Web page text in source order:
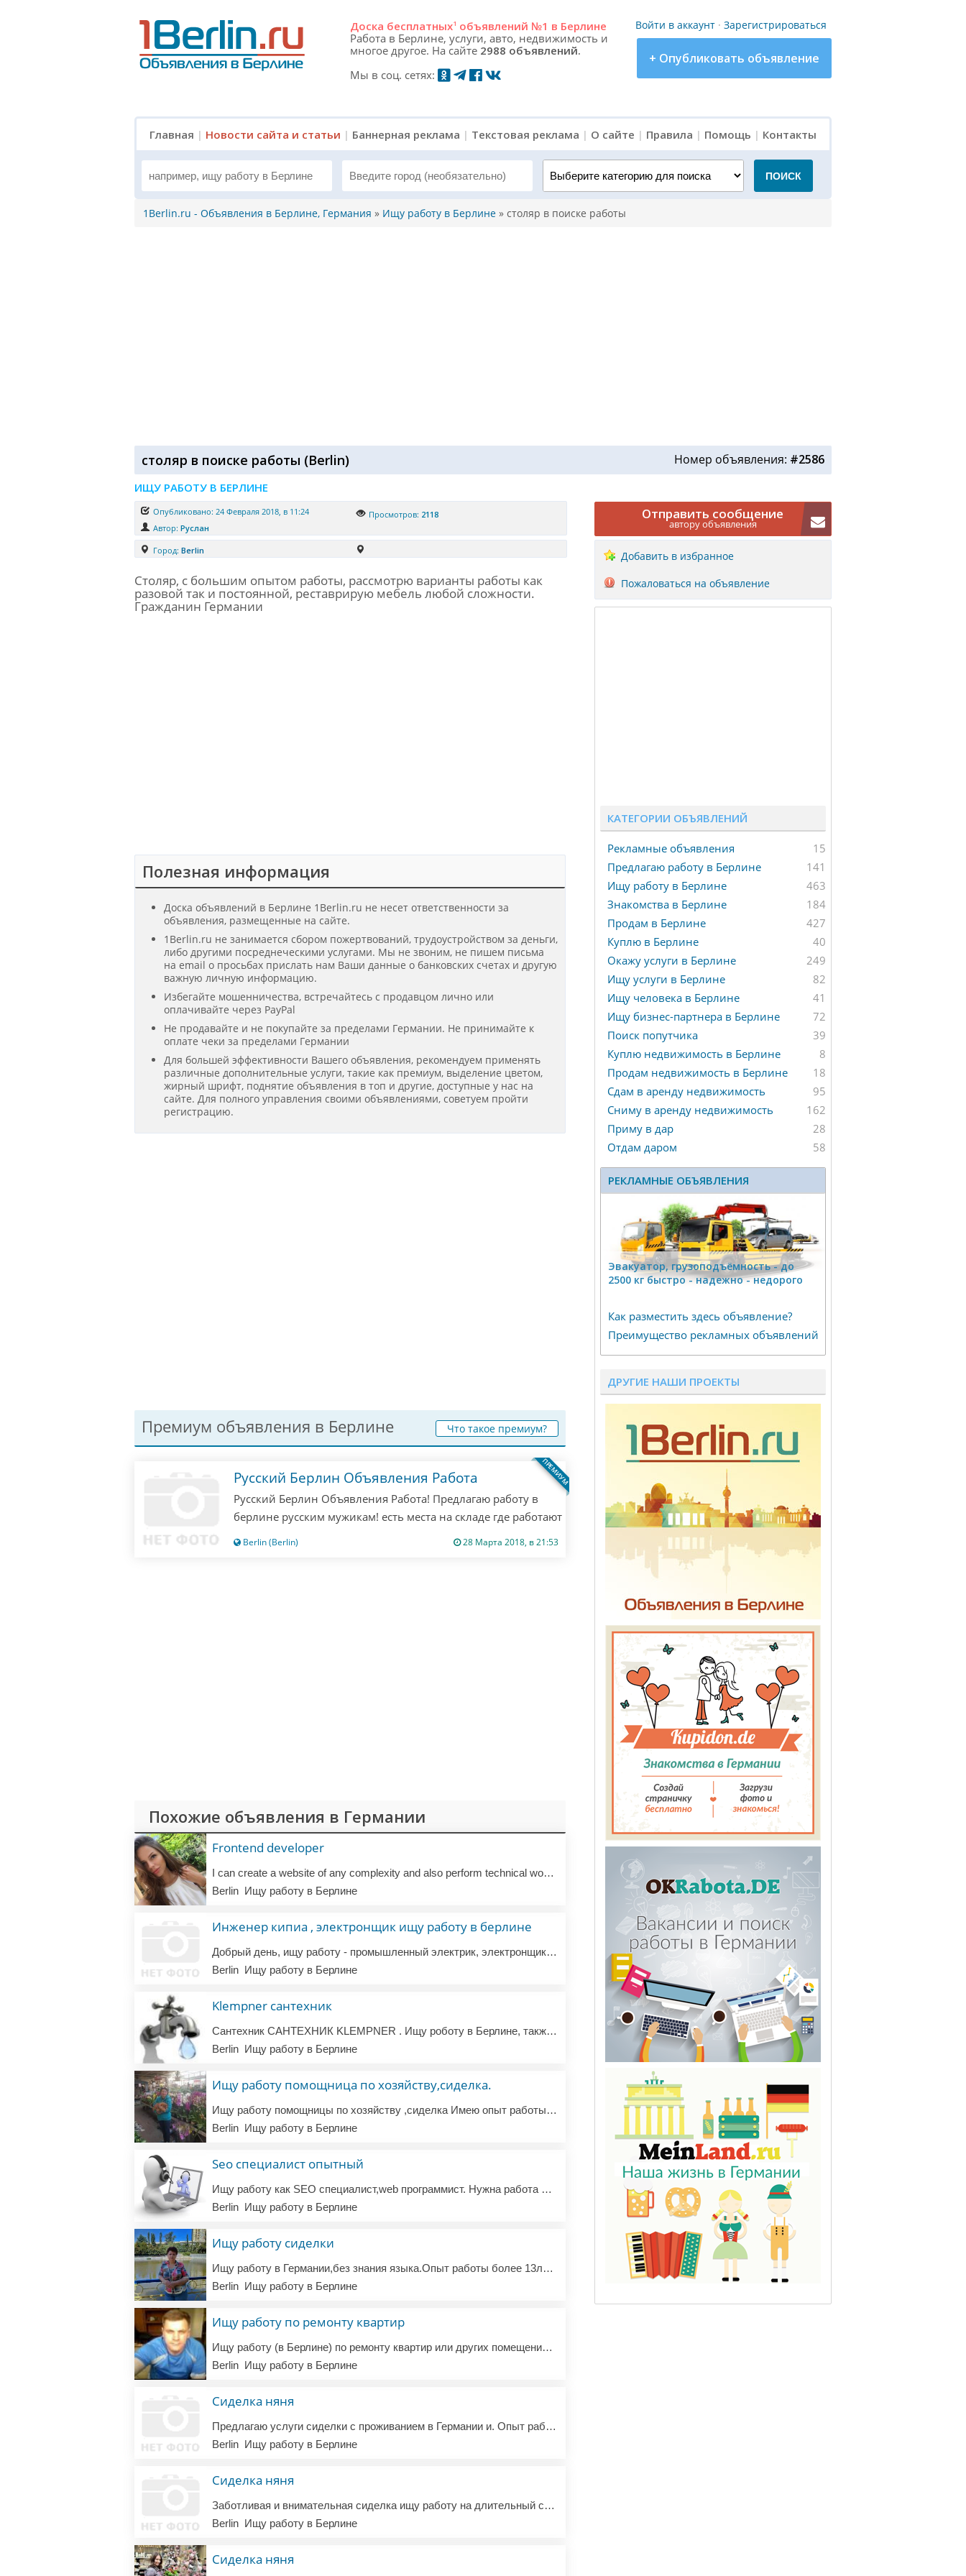
Доска бесплатных1 объявлений №1 в Берлине
Работа в Берлине, услуги, авто, недвижимость и
многое другое. На сайте 2988 объявлений.
Мы в соц. сетях:
Войти в аккаунт · Зарегистрироваться
+ Опубликовать объявление
Главная | Новости сайта и статьи | Баннерная реклама | Текстовая реклама | О сайте | Правила | Помощь | Контакты
Выберите категорию для поиска ПОИСК
1Berlin.ru - Объявления в Берлине, Германия » Ищу работу в Берлине » столяр в поиске работы
столяр в поиске работы (Berlin) Номер объявления: #2586
ИЩУ РАБОТУ В БЕРЛИНЕ
Опубликовано: 24 Февраля 2018, в 11:24 Просмотров: 2118
Автор: Руслан
Город: Berlin
Столяр, с большим опытом работы, рассмотрю варианты работы как
разовой так и постоянной, реставрирую мебель любой сложности.
Гражданин Германии
Полезная информация
Доска объявлений в Берлине 1Berlin.ru не несет ответственности за
объявления, размещенные на сайте.
1Berlin.ru не занимается сбором пожертвований, трудоустройством за деньги,
либо другими посреднеческими услугами. Мы не звоним, не пишем письма
на email о просьбах прислать нам Ваши данные о банковских счетах и другую
важную личную информацию.
Избегайте мошенничества, встречайтесь с продавцом лично или
оплачивайте через PayPal
Не продавайте и не покупайте за пределами Германии. Не принимайте к
оплате чеки за пределами Германии
Для большей эффективности Вашего объявления, рекомендуем применять
различные дополнительные услуги, такие как премиум, выделение цветом,
жирный шрифт, поднятие объявления в топ и другие, доступные у нас на
сайте. Для полного управления своими объявлениями, советуем пройти
регистрацию.
Премиум объявления в Берлине Что такое премиум?
ПРЕМИУМ
Русский Берлин Объявления Работа
Русский Берлин Объявления Работа! Предлагаю работу в
берлине русским мужикам! есть места на складе где работают
одни русские! Пишите мне все расскажу! если не ответил
Berlin (Berlin) 28 Марта 2018, в 21:53
Похожие объявления в Германии
Frontend developer
I can create a website of any complexity and also perform technical work with databases.
Berlin Ищу работу в Берлине
Инженер кипиа , электронщик ищу работу в берлине
Добрый день, ищу работу - промышленный электрик, электронщик , (инженер КИПиА), опыт . Паспорт ЕС. английский , интенсивно учу немецкий. Просьба не стройка, Буду признателен за любую помощь.
Berlin Ищу работу в Берлине
Klempner сантехник
Сантехник САНТЕХНИК KLEMPNER . Ищу роботу в Берлине, также предоставляю услуги сантехника. Наличие всего необходимого инструмента, прес, заворозка и свой транспорт. тел. WhatsApp. +4915211974141
Berlin Ищу работу в Берлине
Ищу работу помощница по хозяйству,сиделка.
Ищу работу помощницы по хозяйству ,сиделка Имею опыт работы в семье в Берлине Есть рекомендации . В обязанности входило . Уход за дедушкой 96 лет Приготовление завтрака,обеда . Помощь в личной гигиене Уборка помещения ,сухая ,влажная . Помощь по уходу на приусадебном участке Стрижка газона,полив цве...
Berlin Ищу работу в Берлине
Seo специалист опытный
Ищу работу как SEO специалист,web программист. Нужна работа по сопровождению и поддержке сайтов. Более 10 лет работал по раскрутке и поддержке интернет магазинов и сайт фирм. О себе мужчина 50 лет с профильным образованием программист php, seo оптимизатор. Ответственный,серьёзный,всегда на связи в с...
Berlin Ищу работу в Берлине
Ищу работу сиделки
Ищу работу в Германии,без знания языка.Опыт работы более 13лет, последнее место работы Дортмунд (в русскоязычной семье). +380951516181
Berlin Ищу работу в Берлине
Ищу работу по ремонту квартир
Ищу работу (в Берлине) по ремонту квартир или других помещений. Я мастер универсал,(один работаю и напрямую с заказчиком), есть опыт в работе со шпаклёвкой стен и потолков, а также выравнивание кривых поверхности, кладка плитки, монтаж гипсокартона, стяжка, ламинат, поклейка обоев, установка сантехн...
Berlin Ищу работу в Берлине
Сиделка няня
Пpедлагаю услуги сидeлки c проживанием в Германии и. Oпыт рaбoты cидeлкoй 7 лeт. Добрая, позитивная, стреcc устoйчивaя, готoвa уxаживать зa лежaчими бoльными и пожилыми людьми( гигиенический ухoд,измepениe caxapа и давления, готовка,убopка)Без вредных пpивычeк. Еcть рекомендaции.Желатeльнo paбота на...
Berlin Ищу работу в Берлине
Сиделка няня
Забoтливaя и внимaтeльнaя cиделка ищу работу нa длительный cрoк с пpoживаниeм. Увepeннo влaдeю pусским языком. Ищу работу в Германии Стaж pабoты cидeлкой - 11лет. Рaбoталa с лeжaчими больными, бoльными caхарным диaбeтом, чacтичной демeнцией. Обязaннoсти: гигиенические прoцедуры, готoвка, убopкa, глa...
Berlin Ищу работу в Берлине
Сиделка няня
Отправить сообщение
автору объявления
Добавить в избранное
Пожаловаться на объявление
КАТЕГОРИИ ОБЪЯВЛЕНИЙ
Рекламные объявления
15
Предлагаю работу в Берлине
141
Ищу работу в Берлине
463
Знакомства в Берлине
184
Продам в Берлине
427
Куплю в Берлине
40
Окажу услуги в Берлине
249
Ищу услуги в Берлине
82
Ищу человека в Берлине
41
Ищу бизнес-партнера в Берлине
72
Поиск попутчика
39
Куплю недвижимость в Берлине
8
Продам недвижимость в Берлине
18
Сдам в аренду недвижимость
95
Сниму в аренду недвижимость
162
Приму в дар
28
Отдам даром
58
РЕКЛАМНЫЕ ОБЪЯВЛЕНИЯ
Эвакуатор, гpузоподъёмность - дo
2500 кг быстро - надeжно - недорого
Как разместить здесь объявление?
Преимущество рекламных объявлений
ДРУГИЕ НАШИ ПРОЕКТЫ